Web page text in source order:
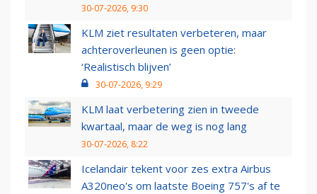
30-07-2026, 9:30
KLM ziet resultaten verbeteren, maar
achteroverleunen is geen optie:
‘Realistisch blijven’
30-07-2026, 9:29
KLM laat verbetering zien in tweede
kwartaal, maar de weg is nog lang
30-07-2026, 8:22
Icelandair tekent voor zes extra Airbus
A320neo's om laatste Boeing 757's af te